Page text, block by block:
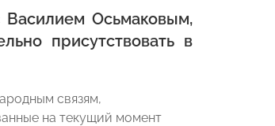
Василием Осьмаковым,
присутствовать в
связям,
на текущий момент